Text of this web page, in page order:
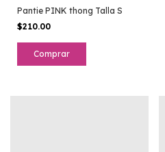
Pantie PINK thong Talla S
$210.00